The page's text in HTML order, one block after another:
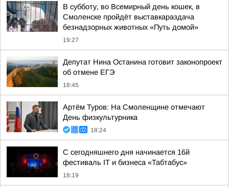
В субботу, во Всемирный день кошек, в
Смоленске пройдёт выставкараздача
безнадзорных животных «Путь домой»
19:27
Депутат Нина Останина готовит законопроект
об отмене ЕГЭ
18:45
Артём Туров: На Смоленщине отмечают
День физкультурника
18:24
С сегодняшнего дня начинается 16й
фестиваль IT и бизнеса «Табтабус»
18:19